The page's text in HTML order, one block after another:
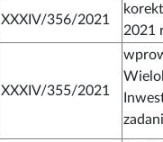
XXXIV/356/2021
2021
XXXIV/355/2021